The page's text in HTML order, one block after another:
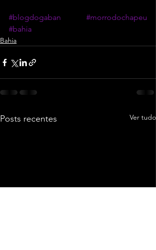
#blogdogaban
#morrodochapeu
#bahia
Bahia
Posts recentes Ver tudo